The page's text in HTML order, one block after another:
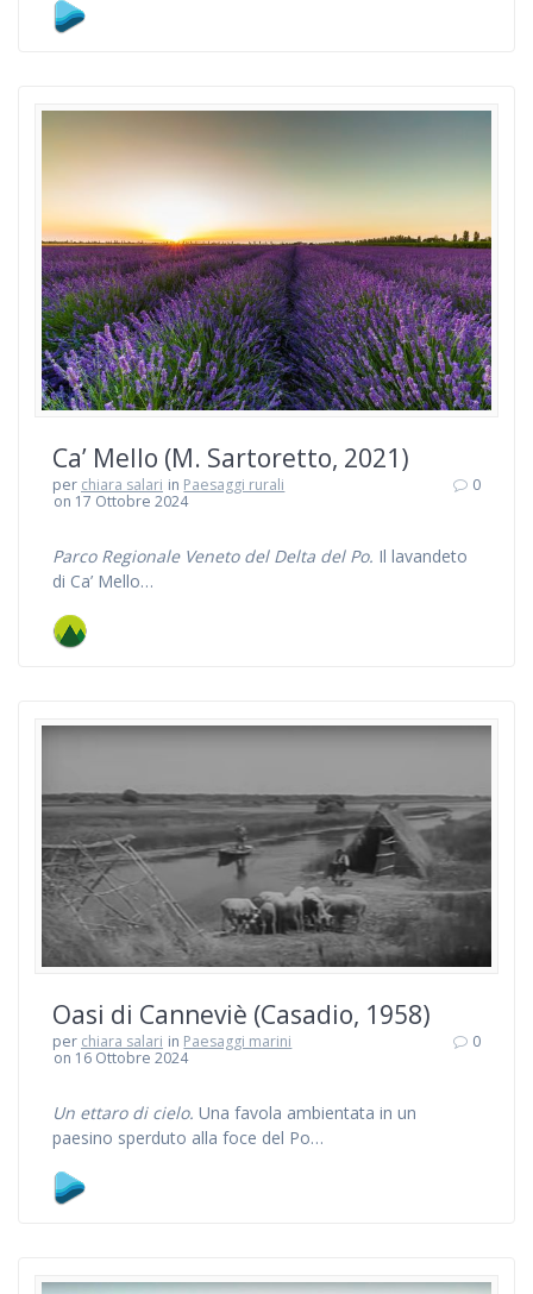
Ca’ Mello (M. Sartoretto, 2021)
per chiara salari in Paesaggi rurali
on 17 Ottobre 2024
0
Parco Regionale Veneto del Delta del Po. Il lavandeto
di Ca’ Mello…
Oasi di Canneviè (Casadio, 1958)
per chiara salari in Paesaggi marini
on 16 Ottobre 2024
0
Un ettaro di cielo. Una favola ambientata in un
paesino sperduto alla foce del Po…